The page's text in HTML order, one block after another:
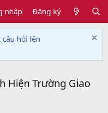
nhập Đăng ký
hỏi lên
Hiện Trường Giao